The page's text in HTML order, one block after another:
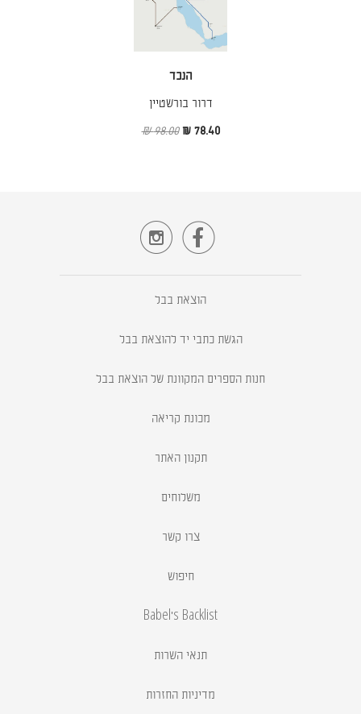
הנכד
דרור בורשטיין
78.40 ₪
98.00 ₪


הוצאת בבל
הגשת כתבי יד להוצאת בבל
חנות הספרים המקוונת של הוצאת בבל
מכונת קריאה
תקנון האתר
משלוחים
צרו קשר
חיפוש
Babel's Backlist
תנאי השרות
מדיניות החזרות